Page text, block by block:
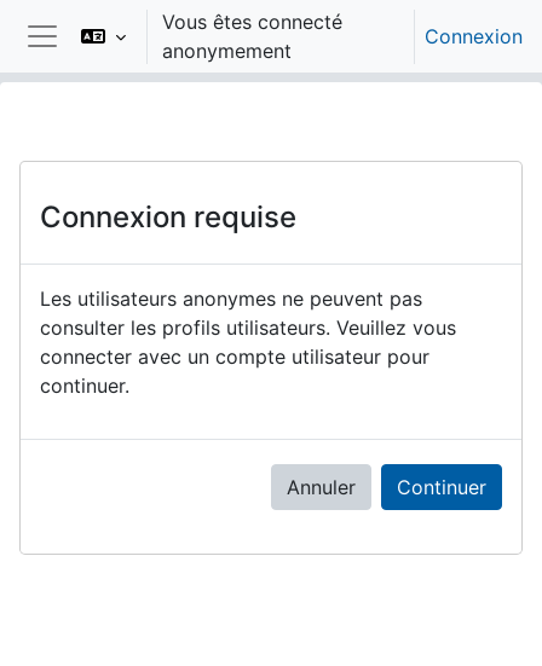
Passer au contenu principal
Panneau latéral
Vous êtes connecté
anonymement
Connexion
Connexion requise
Les utilisateurs anonymes ne peuvent pas
consulter les profils utilisateurs. Veuillez vous
connecter avec un compte utilisateur pour
continuer.
Annuler Continuer